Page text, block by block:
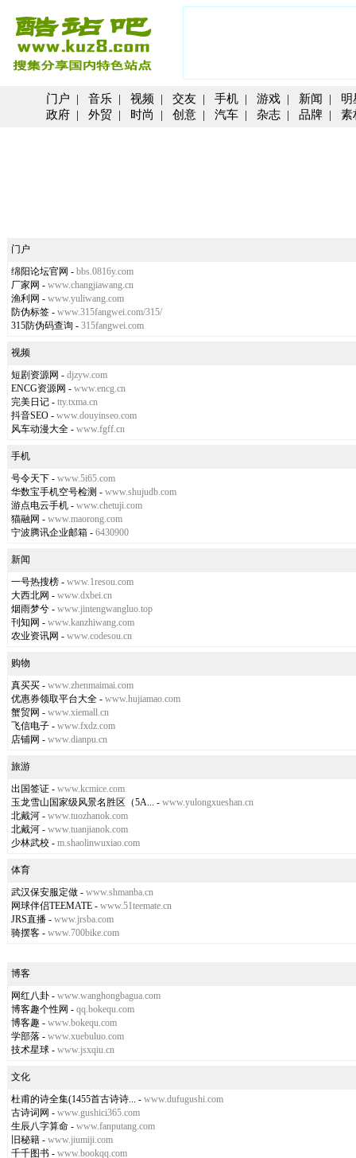
门户 | 音乐 | 视频 | 交友 | 手机 | 游戏 | 新闻 | 明
政府 | 外贸 | 时尚 | 创意 | 汽车 | 杂志 | 品牌 | 素
门户
绵阳论坛官网 - bbs.0816y.com
厂家网 - www.changjiawang.cn
渔利网 - www.yuliwang.com
防伪标签 - www.315fangwei.com/315/
315防伪码查询 - 315fangwei.com
视频
短剧资源网 - djzyw.com
ENCG资源网 - www.encg.cn
完美日记 - tty.txma.cn
抖音SEO - www.douyinseo.com
风车动漫大全 - www.fgff.cn
手机
号令天下 - www.5i65.com
华数宝手机空号检测 - www.shujudb.com
游点电云手机 - www.chetuji.com
猫融网 - www.maorong.com
宁波腾讯企业邮箱 - 6430900
新闻
一号热搜榜 - www.1resou.com
大西北网 - www.dxbei.cn
烟雨梦兮 - www.jintengwangluo.top
刊知网 - www.kanzhiwang.com
农业资讯网 - www.codesou.cn
购物
真买买 - www.zhenmaimai.com
优惠券领取平台大全 - www.hujiamao.com
蟹贸网 - www.xiemall.cn
飞信电子 - www.fxdz.com
店铺网 - www.dianpu.cn
旅游
出国签证 - www.kcmice.com
玉龙雪山国家级风景名胜区（5A... - www.yulongxueshan.cn
北戴河 - www.tuozhanok.com
北戴河 - www.tuanjianok.com
少林武校 - m.shaolinwuxiao.com
体育
武汉保安服定做 - www.shmanba.cn
网球伴侣TEEMATE - www.51teemate.cn
JRS直播 - www.jrsba.com
骑摆客 - www.700bike.com
博客
网红八卦 - www.wanghongbagua.com
博客趣个性网 - qq.bokequ.com
博客趣 - www.bokequ.com
学部落 - www.xuebuluo.com
技术星球 - www.jsxqiu.cn
文化
杜甫的诗全集(1455首古诗诗... - www.dufugushi.com
古诗词网 - www.gushici365.com
生辰八字算命 - www.fanputang.com
旧秘籍 - www.jiumiji.com
千千图书 - www.bookqq.com